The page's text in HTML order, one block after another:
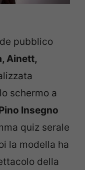
pubblico
Ainett,
schermo a
Insegno
quiz serale
la modella ha
della